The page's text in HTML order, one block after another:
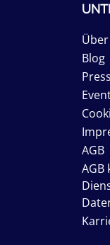
Blog
AGB
AGB